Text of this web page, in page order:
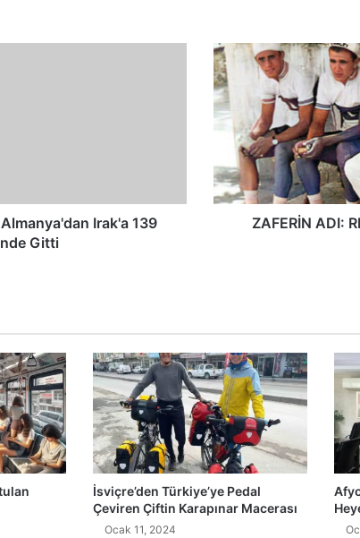
Almanya'dan Irak'a 139
Gitti
ZAFERİN ADI:
İsviçre’den Türkiye’ye Pedal
Çeviren Çiftin Karapınar Macerası
Ocak 11, 2024